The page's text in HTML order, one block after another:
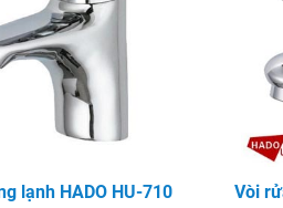
lạnh HADO HU-710
Vòi